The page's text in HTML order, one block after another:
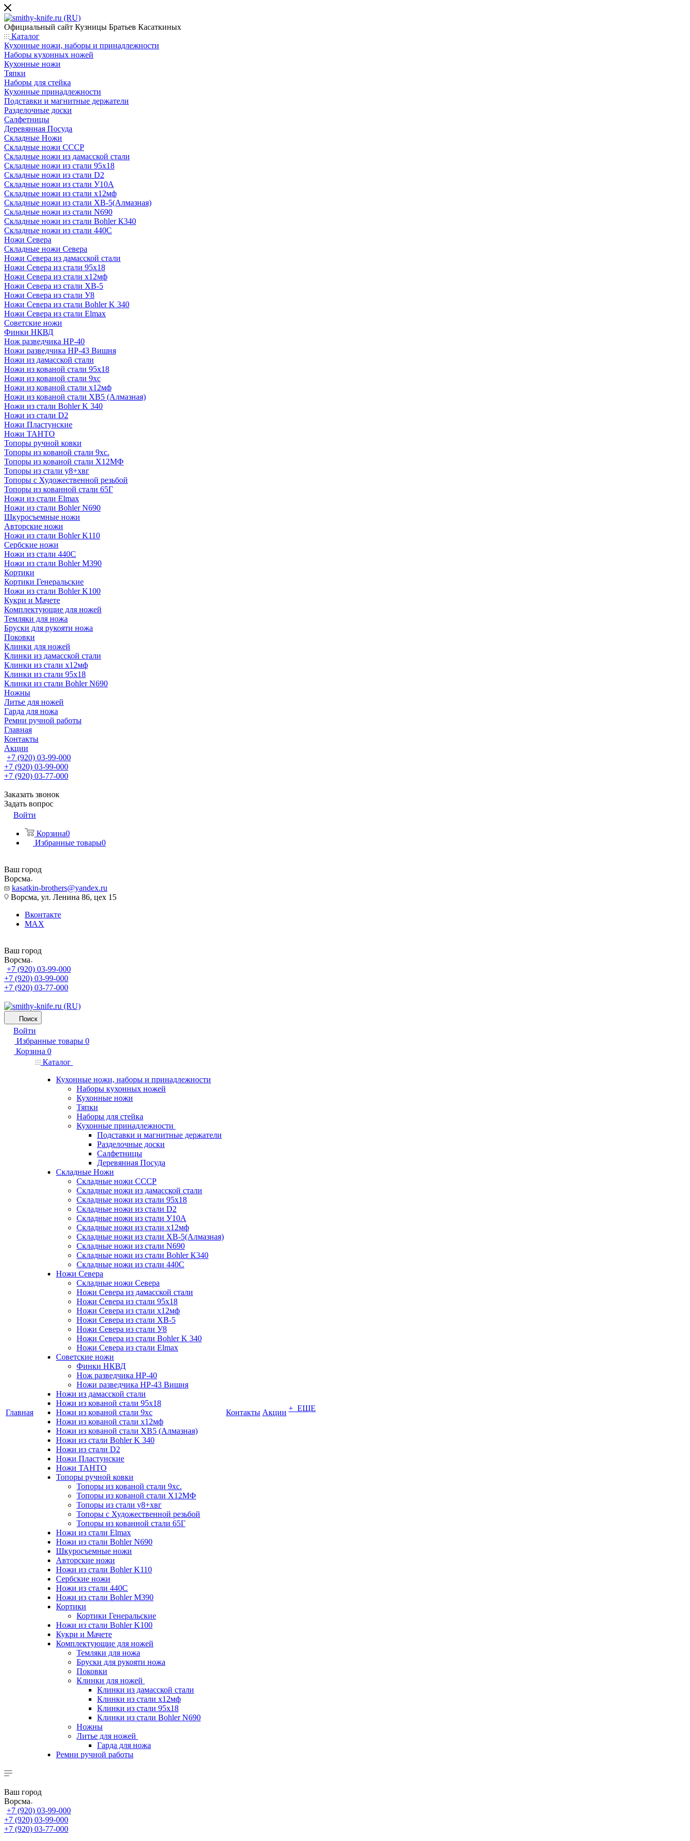
Официальный сайт Кузницы Братьев Касаткиных
Каталог
Кухонные ножи, наборы и принадлежности
Наборы кухонных ножей
Кухонные ножи
Тяпки
Наборы для стейка
Кухонные принадлежности
Подставки и магнитные держатели
Разделочные доски
Салфетницы
Деревянная Посуда
Складные Ножи
Cкладные ножи СССР
Складные ножи из дамасской стали
Складные ножи из стали 95х18
Складные ножи из стали D2
Складные ножи из стали У10А
Складные ножи из стали х12мф
Складные ножи из стали ХВ-5(Алмазная)
Складные ножи из стали N690
Складные ножи из стали Bohler К340
Складные ножи из стали 440С
Ножи Севера
Складные ножи Севера
Ножи Севера из дамасской стали
Ножи Севера из стали 95х18
Ножи Севера из стали х12мф
Ножи Севера из стали ХВ-5
Ножи Севера из стали У8
Ножи Севера из стали Bohler K 340
Ножи Севера из стали Elmax
Советские ножи
Финки НКВД
Нож разведчика НР-40
Ножи разведчика НР-43 Вишня
Ножи из дамасской стали
Ножи из кованой стали 95х18
Ножи из кованой стали 9хс
Ножи из кованой стали х12мф
Ножи из кованой стали ХВ5 (Алмазная)
Ножи из стали Bohler K 340
Ножи из стали D2
Ножи Пластунские
Ножи ТАНТО
Топоры ручной ковки
Топоры из кованой стали 9хс.
Топоры из кованой стали Х12МФ
Топоры из стали у8+хвг
Топоры с Художественной резьбой
Топоры из кованной стали 65Г
Ножи из стали Elmax
Ножи из стали Bohler N690
Шкуросъемные ножи
Авторские ножи
Ножи из стали Bohler K110
Сербские ножи
Ножи из стали 440С
Ножи из стали Bohler M390
Кортики
Кортики Генеральские
Ножи из стали Bohler K100
Кукри и Мачете
Комплектующие для ножей
Темляки для ножа
Бруски для рукояти ножа
Поковки
Клинки для ножей
Клинки из дамасской стали
Клинки из стали х12мф
Клинки из стали 95х18
Клинки из стали Bohler N690
Ножны
Литье для ножей
Гарда для ножа
Ремни ручной работы
Главная
Контакты
Акции
+7 (920) 03-99-000
+7 (920) 03-99-000
+7 (920) 03-77-000
Заказать звонок
Задать вопрос
Войти
Корзина0
Избранные товары0
Ваш город
Ворсма
kasatkin-brothers@yandex.ru
Ворсма, ул. Ленина 86, цех 15
Вконтакте
MAX
Ваш город
Ворсма
+7 (920) 03-99-000
+7 (920) 03-99-000
+7 (920) 03-77-000
Поиск
Войти
Избранные товары 0
Корзина 0
Главная
Каталог
Кухонные ножи, наборы и принадлежности
Наборы кухонных ножей
Кухонные ножи
Тяпки
Наборы для стейка
Кухонные принадлежности
Подставки и магнитные держатели
Разделочные доски
Салфетницы
Деревянная Посуда
Складные Ножи
Cкладные ножи СССР
Складные ножи из дамасской стали
Складные ножи из стали 95х18
Складные ножи из стали D2
Складные ножи из стали У10А
Складные ножи из стали х12мф
Складные ножи из стали ХВ-5(Алмазная)
Складные ножи из стали N690
Складные ножи из стали Bohler К340
Складные ножи из стали 440С
Ножи Севера
Складные ножи Севера
Ножи Севера из дамасской стали
Ножи Севера из стали 95х18
Ножи Севера из стали х12мф
Ножи Севера из стали ХВ-5
Ножи Севера из стали У8
Ножи Севера из стали Bohler K 340
Ножи Севера из стали Elmax
Советские ножи
Финки НКВД
Нож разведчика НР-40
Ножи разведчика НР-43 Вишня
Ножи из дамасской стали
Ножи из кованой стали 95х18
Ножи из кованой стали 9хс
Ножи из кованой стали х12мф
Ножи из кованой стали ХВ5 (Алмазная)
Ножи из стали Bohler K 340
Ножи из стали D2
Ножи Пластунские
Ножи ТАНТО
Топоры ручной ковки
Топоры из кованой стали 9хс.
Топоры из кованой стали Х12МФ
Топоры из стали у8+хвг
Топоры с Художественной резьбой
Топоры из кованной стали 65Г
Ножи из стали Elmax
Ножи из стали Bohler N690
Шкуросъемные ножи
Авторские ножи
Ножи из стали Bohler K110
Сербские ножи
Ножи из стали 440С
Ножи из стали Bohler M390
Кортики
Кортики Генеральские
Ножи из стали Bohler K100
Кукри и Мачете
Комплектующие для ножей
Темляки для ножа
Бруски для рукояти ножа
Поковки
Клинки для ножей
Клинки из дамасской стали
Клинки из стали х12мф
Клинки из стали 95х18
Клинки из стали Bohler N690
Ножны
Литье для ножей
Гарда для ножа
Ремни ручной работы
Контакты Акции + ЕЩЕ
Ваш город
Ворсма
+7 (920) 03-99-000
+7 (920) 03-99-000
+7 (920) 03-77-000